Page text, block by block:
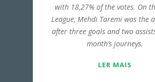
with 18,27% of the votes. On
League, Mehdi Taremi was the
after three goals and two
month’s journeys.
LER MAIS